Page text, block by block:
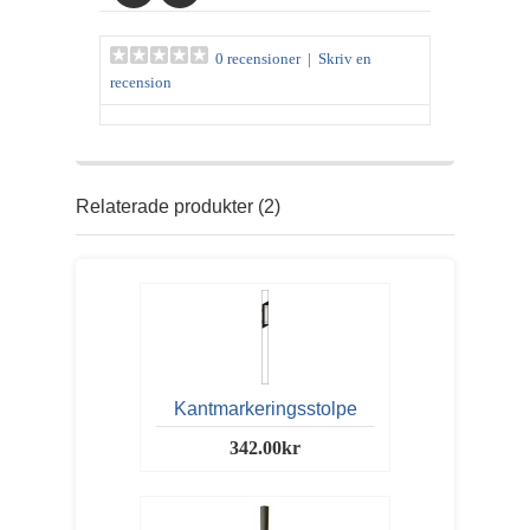
0 recensioner| Skriv en
recension
Relaterade produkter (2)
Kantmarkeringsstolpe
342.00kr